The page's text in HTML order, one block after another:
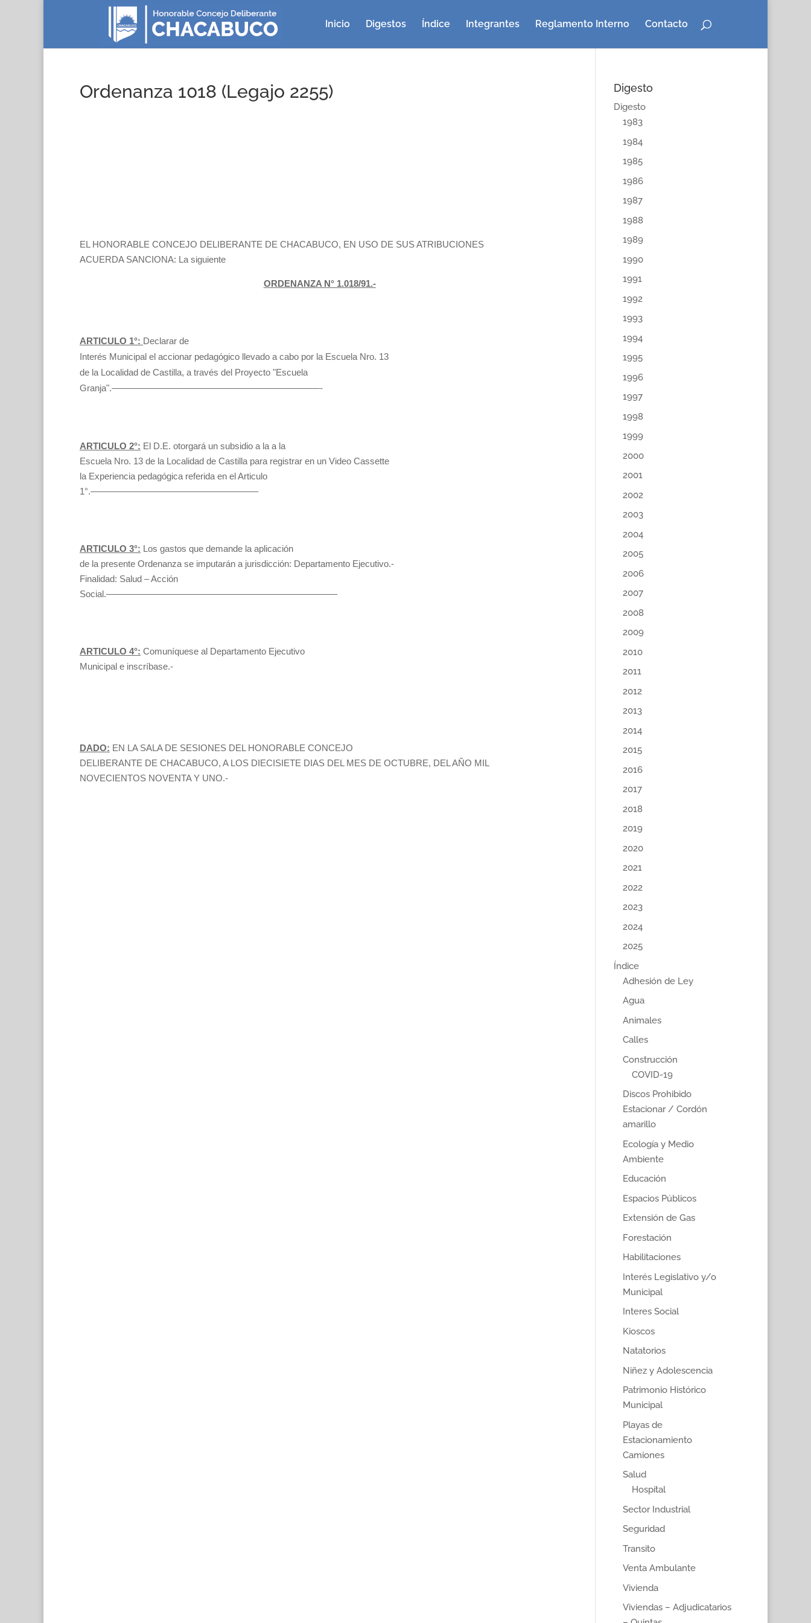
Inicio Digestos Índice Integrantes Reglamento Interno Contacto
Ordenanza 1018 (Legajo 2255)
EL HONORABLE CONCEJO DELIBERANTE DE CHACABUCO, EN USO DE SUS ATRIBUCIONES
ACUERDA SANCIONA: La siguiente
ORDENANZA N° 1.018/91.-
ARTICULO 1°: Declarar de
Interés Municipal el accionar pedagógico llevado a cabo por la Escuela Nro. 13
de la Localidad de Castilla, a través del Proyecto "Escuela
Granja".———————————————————————-
ARTICULO 2°: El D.E. otorgará un subsidio a la a la
Escuela Nro. 13 de la Localidad de Castilla para registrar en un Video Cassette
la Experiencia pedagógica referida en el Articulo
1°.——————————————————–
ARTICULO 3°: Los gastos que demande la aplicación
de la presente Ordenanza se imputarán a jurisdicción: Departamento Ejecutivo.-
Finalidad: Salud – Acción
Social.—————————————————————————–
ARTICULO 4°: Comuníquese al Departamento Ejecutivo
Municipal e inscríbase.-
DADO: EN LA SALA DE SESIONES DEL HONORABLE CONCEJO
DELIBERANTE DE CHACABUCO, A LOS DIECISIETE DIAS DEL MES DE OCTUBRE, DEL AÑO MIL
NOVECIENTOS NOVENTA Y UNO.-
Digesto
Digesto
1983
1984
1985
1986
1987
1988
1989
1990
1991
1992
1993
1994
1995
1996
1997
1998
1999
2000
2001
2002
2003
2004
2005
2006
2007
2008
2009
2010
2011
2012
2013
2014
2015
2016
2017
2018
2019
2020
2021
2022
2023
2024
2025
Índice
Adhesión de Ley
Agua
Animales
Calles
Construcción
COVID-19
Discos Prohibido
Estacionar / Cordón
amarillo
Ecología y Medio
Ambiente
Educación
Espacios Públicos
Extensión de Gas
Forestación
Habilitaciones
Interés Legislativo y/o
Municipal
Interes Social
Kioscos
Natatorios
Niñez y Adolescencia
Patrimonio Histórico
Municipal
Playas de
Estacionamiento
Camiones
Salud
Hospital
Sector Industrial
Seguridad
Transito
Venta Ambulante
Vivienda
Viviendas – Adjudicatarios